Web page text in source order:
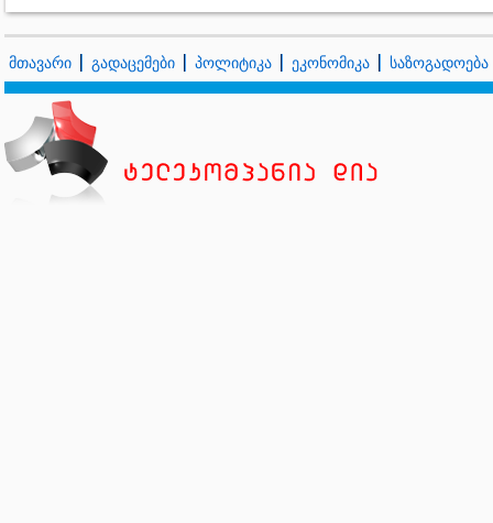
მთავარი გადაცემები პოლიტიკა ეკონომიკა საზოგადოება